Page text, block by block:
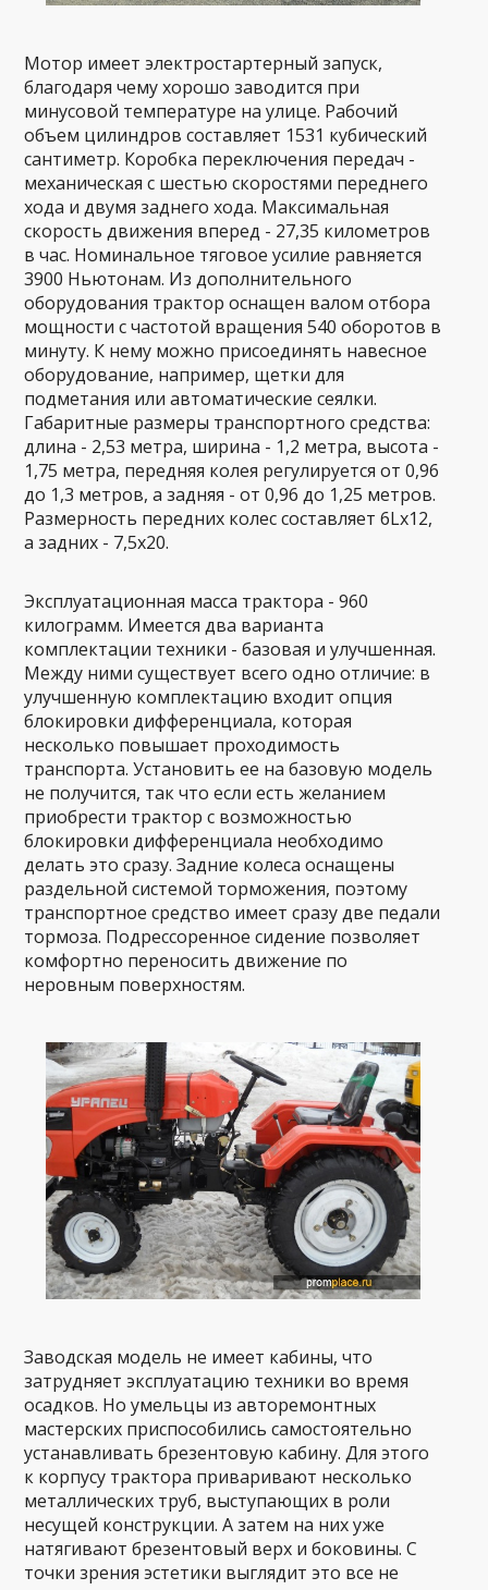
Мотор имеет электростартерный запуск,
благодаря чему хорошо заводится при
минусовой температуре на улице. Рабочий
объем цилиндров составляет 1531 кубический
сантиметр. Коробка переключения передач -
механическая с шестью скоростями переднего
хода и двумя заднего хода. Максимальная
скорость движения вперед - 27,35 километров
в час. Номинальное тяговое усилие равняется
3900 Ньютонам. Из дополнительного
оборудования трактор оснащен валом отбора
мощности с частотой вращения 540 оборотов в
минуту. К нему можно присоединять навесное
оборудование, например, щетки для
подметания или автоматические сеялки.
Габаритные размеры транспортного средства:
длина - 2,53 метра, ширина - 1,2 метра, высота -
1,75 метра, передняя колея регулируется от 0,96
до 1,3 метров, а задняя - от 0,96 до 1,25 метров.
Размерность передних колес составляет 6Lх12,
а задних - 7,5х20.
Эксплуатационная масса трактора - 960
килограмм. Имеется два варианта
комплектации техники - базовая и улучшенная.
Между ними существует всего одно отличие: в
улучшенную комплектацию входит опция
блокировки дифференциала, которая
несколько повышает проходимость
транспорта. Установить ее на базовую модель
не получится, так что если есть желанием
приобрести трактор с возможностью
блокировки дифференциала необходимо
делать это сразу. Задние колеса оснащены
раздельной системой торможения, поэтому
транспортное средство имеет сразу две педали
тормоза. Подрессоренное сидение позволяет
комфортно переносить движение по
неровным поверхностям.
Заводская модель не имеет кабины, что
затрудняет эксплуатацию техники во время
осадков. Но умельцы из авторемонтных
мастерских приспособились самостоятельно
устанавливать брезентовую кабину. Для этого
к корпусу трактора приваривают несколько
металлических труб, выступающих в роли
несущей конструкции. А затем на них уже
натягивают брезентовый верх и боковины. С
точки зрения эстетики выглядит это все не